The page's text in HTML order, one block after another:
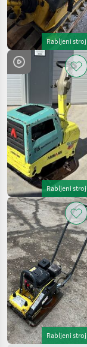
Rabljeni stroj
Rabljeni stroj
Rabljeni stroj